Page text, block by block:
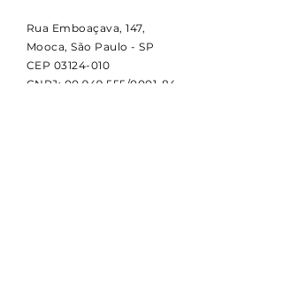
Rua Emboaçava, 147,
Mooca, São Paulo - SP
CEP 03124-010
CNPJ: 00.949.555 /0001-84